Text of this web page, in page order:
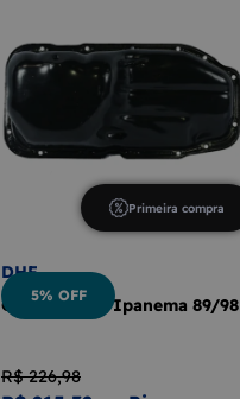
Primeira compra
DHF
Cárter Motor Ipanema 89/98
R$ 226,98
5% OFF